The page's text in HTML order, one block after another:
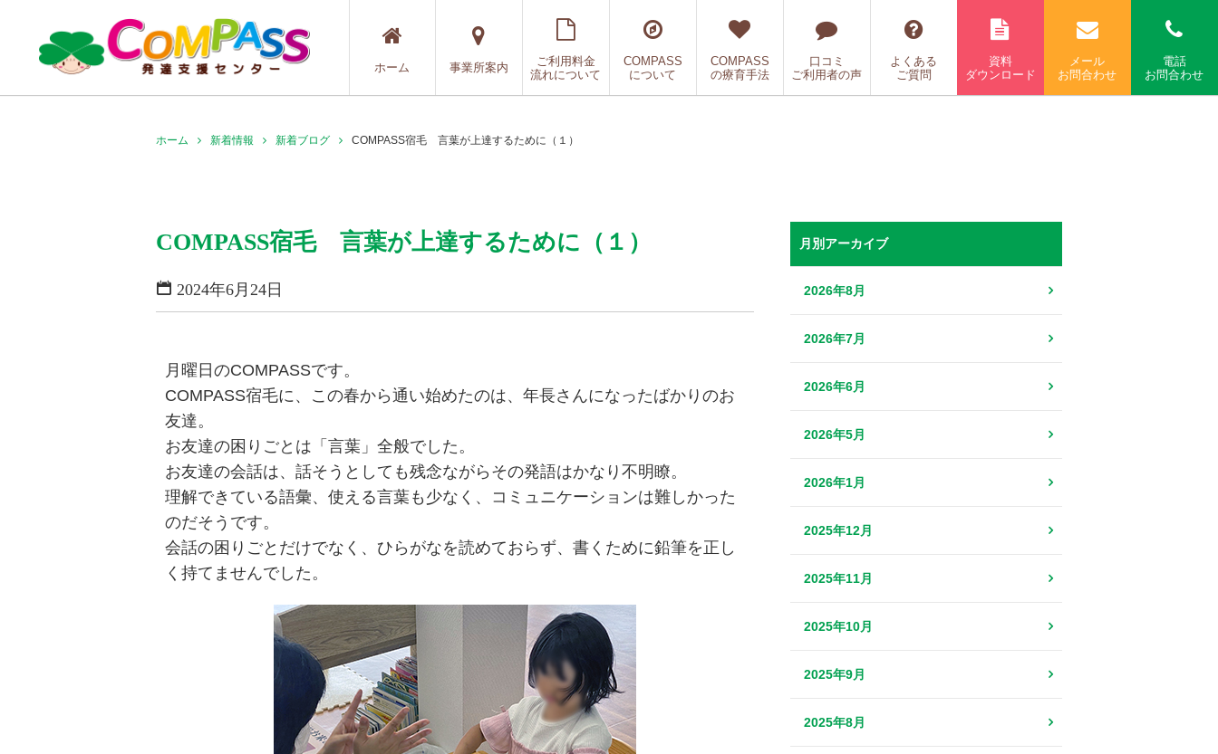
ホーム 事業所案内
ご利用料金
流れについて
COMPASS
について
COMPASS
の療育手法
口コミ
ご利用者の声
よくある
ご質問
資料
ダウンロード
メール
お問合わせ
電話
お問合わせ
ホーム 新着情報 新着ブログ COMPASS宿毛 言葉が上達するために（１）
COMPASS宿毛 言葉が上達するために（１）
2024年6月24日
月曜日のCOMPASSです。
COMPASS宿毛に、この春から通い始めたのは、年長さんになったばかりのお
友達。
お友達の困りごとは「言葉」全般でした。
お友達の会話は、話そうとしても残念ながらその発語はかなり不明瞭。
理解できている語彙、使える言葉も少なく、コミュニケーションは難しかった
のだそうです。
会話の困りごとだけでなく、ひらがなを読めておらず、書くために鉛筆を正し
く持てませんでした。
月別アーカイブ
2026年8月
2026年7月
2026年6月
2026年5月
2026年1月
2025年12月
2025年11月
2025年10月
2025年9月
2025年8月